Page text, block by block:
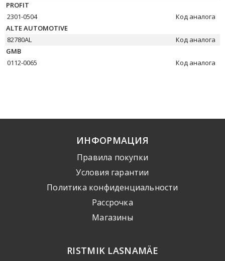
PROFIT
2301-0504
Код аналога
ALTE AUTOMOTIVE
82780AL
Код аналога
GMB
0112-0065
Код аналога
ИНФОРМАЦИЯ
Правила покупки
Условия гарантии
Политика конфиденциальности
Рассрочка
Mагазины
RISTMIK LASNAMÄE